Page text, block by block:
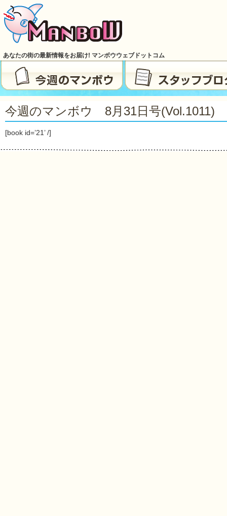
あなたの街の最新情報をお届け! マンボウウェブドットコム
今週のマンボウ 8月31日号(Vol.1011)
[book id=’21’ /]